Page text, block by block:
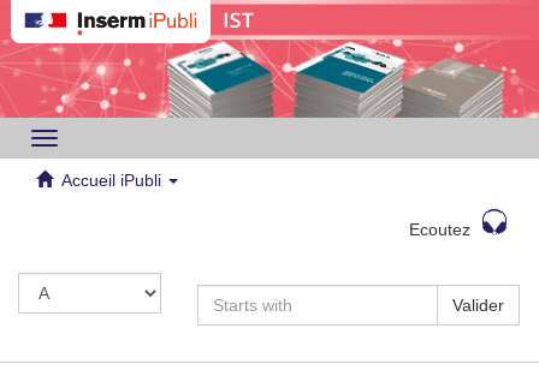
Toggle
navigation
Accueil iPubli
Ecoutez
Valider